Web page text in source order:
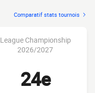
Comparatif stats tournois
League Championship
2026/2027
24e